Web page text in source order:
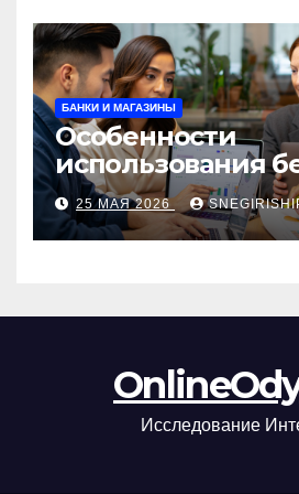
БАНКИ И МАГАЗИНЫ
Особенности
использования
версии
автоматизации и
управления
25 МАЯ 2026
Исследование